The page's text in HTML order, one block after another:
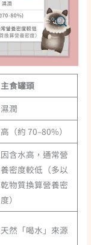
主食罐頭
濕潤
高（約 70–80%）
因含水高，通常營
養密度較低（多以
乾物質換算營養密
度）
天然「喝水」來源